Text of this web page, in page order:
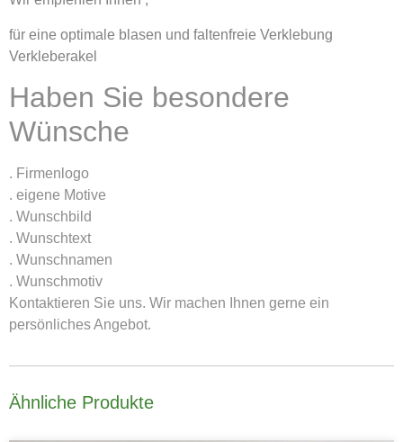
für eine optimale blasen und faltenfreie Verklebung
Verkleberakel
Haben Sie besondere
Wünsche
. Firmenlogo
. eigene Motive
. Wunschbild
. Wunschtext
. Wunschnamen
. Wunschmotiv
Kontaktieren Sie uns. Wir machen Ihnen gerne ein
persönliches Angebot.
Ähnliche Produkte